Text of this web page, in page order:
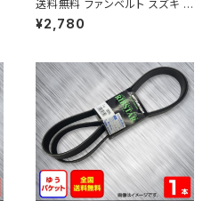
送料無料 ファンベルト スズキ ス
ペーシア 型式MK32S H25.03
～H30.02 （国内トップメーカ
¥2,780